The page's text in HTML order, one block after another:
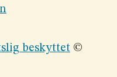
beskyttet©